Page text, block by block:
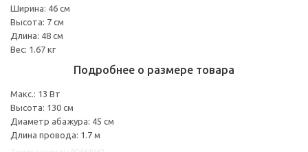
Ширина: 46 см
Высота: 7 см
Длина: 48 см
Вес: 1.67 кг
Подробнее о размере товара
Макс.: 13 Вт
Высота: 130 см
Диаметр абажура: 45 см
Длина провода: 1.7 м